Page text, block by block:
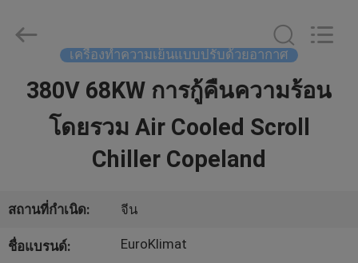
บ้าน
เกี่ยว
กับ
Reserved.
เครื่องทำความเย็นแบบปรับด้วยอากาศ
380V 68KW การกู้คืนความร้อน
โดยรวม Air Cooled Scroll
Chiller Copeland
สถานที่กำเนิด: จีน
ชื่อแบรนด์: EuroKlimat